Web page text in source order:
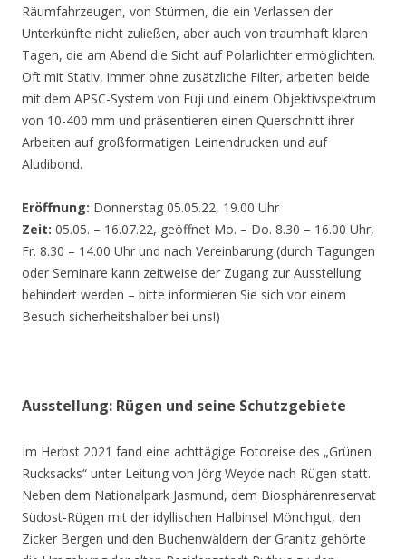
Räumfahrzeugen, von Stürmen, die ein Verlassen der
Unterkünfte nicht zuließen, aber auch von traumhaft klaren
Tagen, die am Abend die Sicht auf Polarlichter ermöglichten.
Oft mit Stativ, immer ohne zusätzliche Filter, arbeiten beide
mit dem APSC-System von Fuji und einem Objektivspektrum
von 10-400 mm und präsentieren einen Querschnitt ihrer
Arbeiten auf großformatigen Leinendrucken und auf
Aludibond.
Eröffnung: Donnerstag 05.05.22, 19.00 Uhr
Zeit: 05.05. – 16.07.22, geöffnet Mo. – Do. 8.30 – 16.00 Uhr,
Fr. 8.30 – 14.00 Uhr und nach Vereinbarung (durch Tagungen
oder Seminare kann zeitweise der Zugang zur Ausstellung
behindert werden – bitte informieren Sie sich vor einem
Besuch sicherheitshalber bei uns!)
Ausstellung: Rügen und seine Schutzgebiete
Im Herbst 2021 fand eine achttägige Fotoreise des „Grünen
Rucksacks“ unter Leitung von Jörg Weyde nach Rügen statt.
Neben dem Nationalpark Jasmund, dem Biosphärenreservat
Südost-Rügen mit der idyllischen Halbinsel Mönchgut, den
Zicker Bergen und den Buchenwäldern der Granitz gehörte